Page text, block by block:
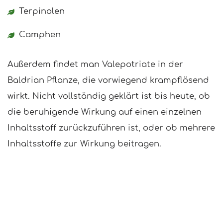
Terpinolen
Camphen
Außerdem findet man Valepotriate in der
Baldrian Pflanze, die vorwiegend krampflösend
wirkt. Nicht vollständig geklärt ist bis heute, ob
die beruhigende Wirkung auf einen einzelnen
Inhaltsstoff zurückzuführen ist, oder ob mehrere
Inhaltsstoffe zur Wirkung beitragen.